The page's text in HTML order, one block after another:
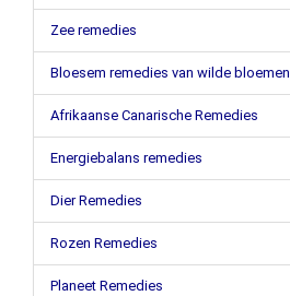
Zee remedies
Bloesem remedies van wilde bloemen
Afrikaanse Canarische Remedies
Energiebalans remedies
Dier Remedies
Rozen Remedies
Planeet Remedies